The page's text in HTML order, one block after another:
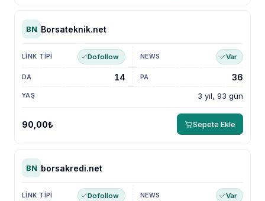
BN Borsateknik.net
Dofollow Var
3 yıl, 93 gün
14 36
90,00₺ Sepete Ekle
BN borsakredi.net
Dofollow Var